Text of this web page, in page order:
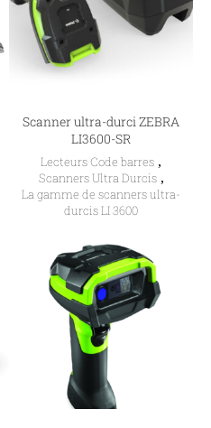
Scanner ultra-durci ZEBRA
LI3600-SR
Lecteurs Code barres ,
Scanners Ultra Durcis,
La gamme de scanners ultra-
durcis LI 3600